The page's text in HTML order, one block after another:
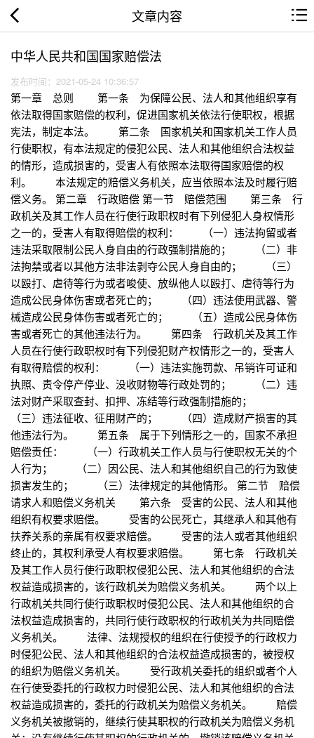
文章内容
中华人民共和国国家赔偿法
发布时间：2021-05-24 10:36:57
第一章 总则 第一条 为保障公民、法人和其他组织享有
依法取得国家赔偿的权利，促进国家机关依法行使职权，根据
宪法，制定本法。 第二条 国家机关和国家机关工作人员
行使职权，有本法规定的侵犯公民、法人和其他组织合法权益
的情形，造成损害的，受害人有依照本法取得国家赔偿的权
利。 本法规定的赔偿义务机关，应当依照本法及时履行赔
偿义务。 第二章 行政赔偿 第一节 赔偿范围 第三条 行
政机关及其工作人员在行使行政职权时有下列侵犯人身权情形
之一的，受害人有取得赔偿的权利： （一）违法拘留或者
违法采取限制公民人身自由的行政强制措施的； （二）非
法拘禁或者以其他方法非法剥夺公民人身自由的； （三）
以殴打、虐待等行为或者唆使、放纵他人以殴打、虐待等行为
造成公民身体伤害或者死亡的； （四）违法使用武器、警
械造成公民身体伤害或者死亡的； （五）造成公民身体伤
害或者死亡的其他违法行为。 第四条 行政机关及其工作
人员在行使行政职权时有下列侵犯财产权情形之一的，受害人
有取得赔偿的权利： （一）违法实施罚款、吊销许可证和
执照、责令停产停业、没收财物等行政处罚的； （二）违
法对财产采取查封、扣押、冻结等行政强制措施的；
（三）违法征收、征用财产的； （四）造成财产损害的其
他违法行为。 第五条 属于下列情形之一的，国家不承担
赔偿责任： （一）行政机关工作人员与行使职权无关的个
人行为； （二）因公民、法人和其他组织自己的行为致使
损害发生的； （三）法律规定的其他情形。 第二节 赔偿
请求人和赔偿义务机关 第六条 受害的公民、法人和其他
组织有权要求赔偿。 受害的公民死亡，其继承人和其他有
扶养关系的亲属有权要求赔偿。 受害的法人或者其他组织
终止的，其权利承受人有权要求赔偿。 第七条 行政机关
及其工作人员行使行政职权侵犯公民、法人和其他组织的合法
权益造成损害的，该行政机关为赔偿义务机关。 两个以上
行政机关共同行使行政职权时侵犯公民、法人和其他组织的合
法权益造成损害的，共同行使行政职权的行政机关为共同赔偿
义务机关。 法律、法规授权的组织在行使授予的行政权力
时侵犯公民、法人和其他组织的合法权益造成损害的，被授权
的组织为赔偿义务机关。 受行政机关委托的组织或者个人
在行使受委托的行政权力时侵犯公民、法人和其他组织的合法
权益造成损害的，委托的行政机关为赔偿义务机关。 赔偿
义务机关被撤销的，继续行使其职权的行政机关为赔偿义务机